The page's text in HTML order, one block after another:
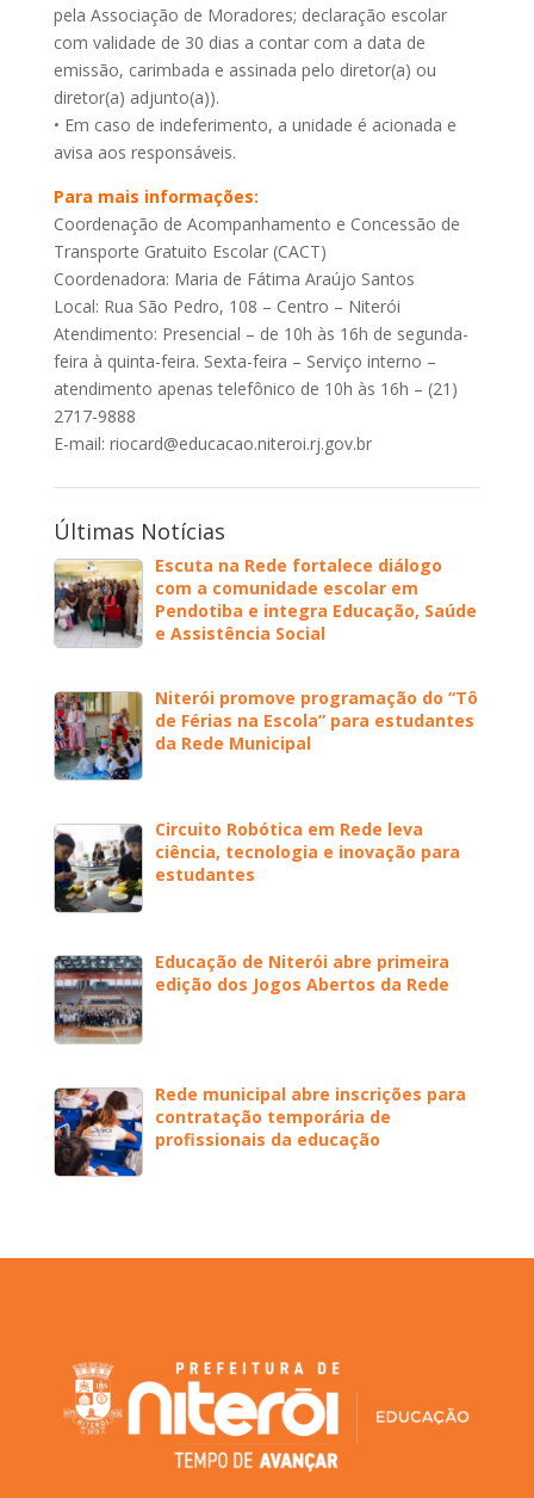
pela Associação de Moradores; declaração escolar
com validade de 30 dias a contar com a data de
emissão, carimbada e assinada pelo diretor(a) ou
diretor(a) adjunto(a)).
• Em caso de indeferimento, a unidade é acionada e
avisa aos responsáveis.
Para mais informações:
Coordenação de Acompanhamento e Concessão de
Transporte Gratuito Escolar (CACT)
Coordenadora: Maria de Fátima Araújo Santos
Local: Rua São Pedro, 108 – Centro – Niterói
Atendimento: Presencial – de 10h às 16h de segunda-
feira à quinta-feira. Sexta-feira – Serviço interno –
atendimento apenas telefônico de 10h às 16h – (21)
2717-9888
E-mail: riocard@educacao.niteroi.rj.gov.br
Últimas Notícias
Escuta na Rede fortalece diálogo
com a comunidade escolar em
Pendotiba e integra Educação, Saúde
e Assistência Social
Niterói promove programação do “Tô
de Férias na Escola” para estudantes
da Rede Municipal
Circuito Robótica em Rede leva
ciência, tecnologia e inovação para
estudantes
Educação de Niterói abre primeira
edição dos Jogos Abertos da Rede
Rede municipal abre inscrições para
contratação temporária de
profissionais da educação